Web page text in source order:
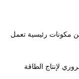
مكونات رئيسية تعمل
لإنتاج الطاقة